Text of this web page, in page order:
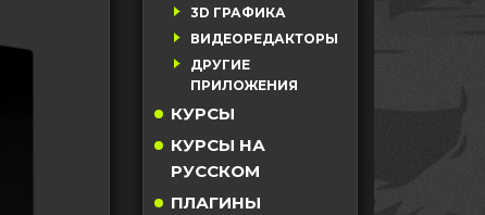
3D ГРАФИКА
ВИДЕОРЕДАКТОРЫ
ДРУГИЕ
ПРИЛОЖЕНИЯ
КУРСЫ
КУРСЫ НА
РУССКОМ
ПЛАГИНЫ